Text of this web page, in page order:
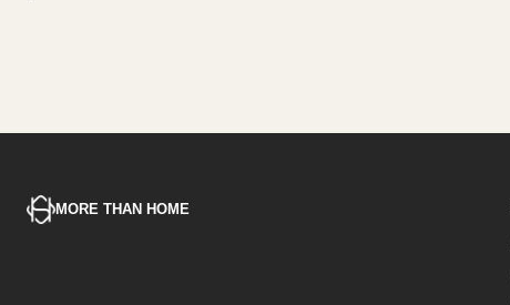
MORE THAN HOME